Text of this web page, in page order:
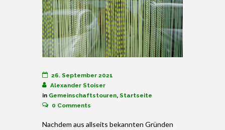
26. September 2021
Alexander Stoiser
in Gemeinschaftstouren, Startseite
0 Comments
Nachdem aus allseits bekannten Gründen